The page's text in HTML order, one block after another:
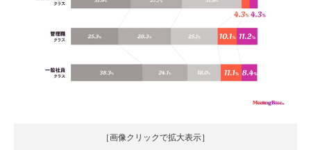
［画像クリックで拡大表示］